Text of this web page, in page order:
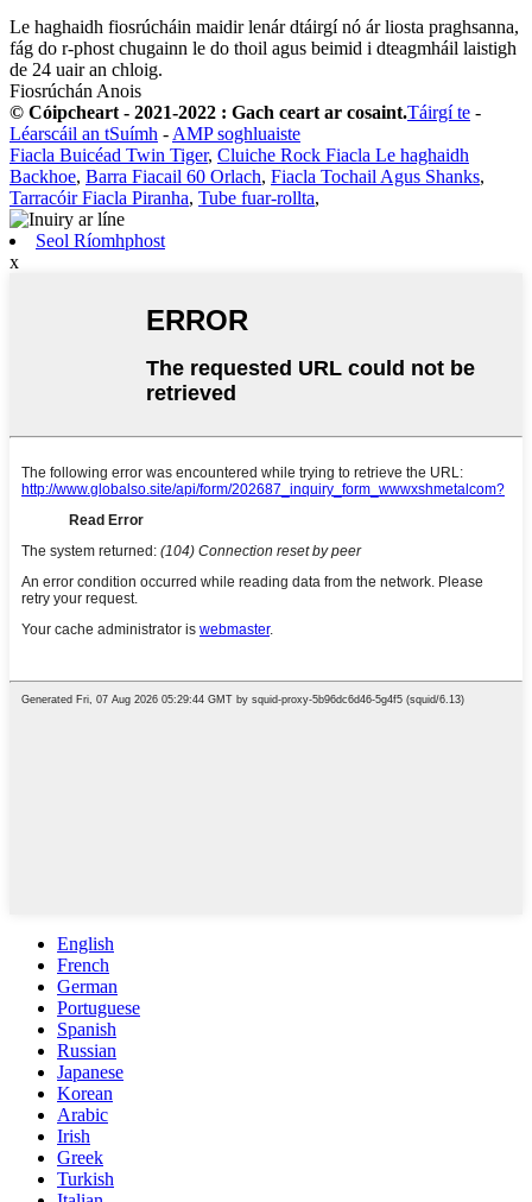
Le haghaidh fiosrúcháin maidir lenár dtáirgí nó ár liosta praghsanna,
fág do r-phost chugainn le do thoil agus beimid i dteagmháil laistigh
de 24 uair an chloig.
Fiosrúchán Anois
© Cóipcheart - 2021-2022 : Gach ceart ar cosaint.Táirgí te -
Léarscáil an tSuímh - AMP soghluaiste
Fiacla Buicéad Twin Tiger, Cluiche Rock Fiacla Le haghaidh
Backhoe, Barra Fiacail 60 Orlach, Fiacla Tochail Agus Shanks,
Tarracóir Fiacla Piranha, Tube fuar-rollta,
Seol Ríomhphost
x
English
French
German
Portuguese
Spanish
Russian
Japanese
Korean
Arabic
Irish
Greek
Turkish